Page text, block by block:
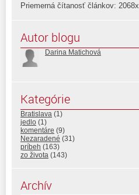
Priemerná čítanosť článkov: 2068x
Autor blogu
Darina Matichová
Kategórie
Bratislava (1)
jedlo (1)
komentáre (9)
Nezaradené (31)
príbeh (163)
zo života (143)
Archív